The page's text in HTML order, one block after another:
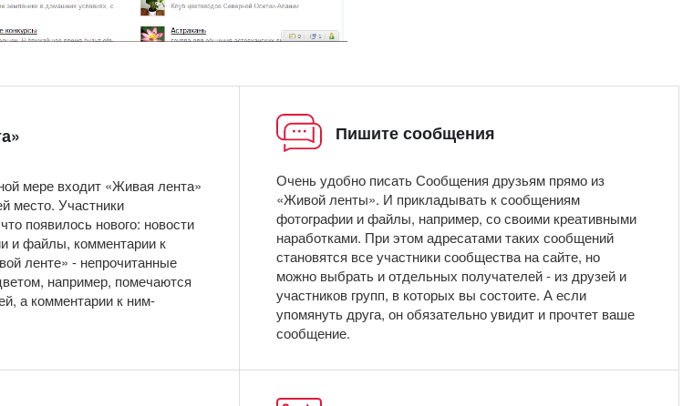
мере входит «Живая лента»
место. Участники
появилось нового: новости
и файлы, комментарии к
ленте» - непрочитанные
например, помечаются
а комментарии к ним-
Пишите сообщения
Очень удобно писать Сообщения друзьям прямо из
«Живой ленты». И прикладывать к сообщениям
фотографии и файлы, например, со своими креативными
наработками. При этом адресатами таких сообщений
становятся все участники сообщества на сайте, но
можно выбрать и отдельных получателей - из друзей и
участников групп, в которых вы состоите. А если
упомянуть друга, он обязательно увидит и прочтет ваше
сообщение.